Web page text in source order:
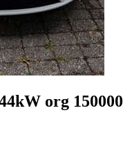
org 150000